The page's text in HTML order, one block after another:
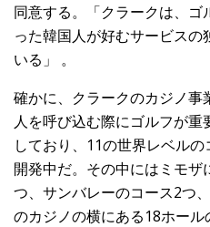
同意する。「クラークは、
った韓国人が好むサービス
いる」 。
確かに、クラークのカジノ
人を呼び込む際にゴルフが
しており、11の世界レベル
開発中だ。その中にはミモ
つ、サンバレーのコース2つ
のカジノの横にある18ホール